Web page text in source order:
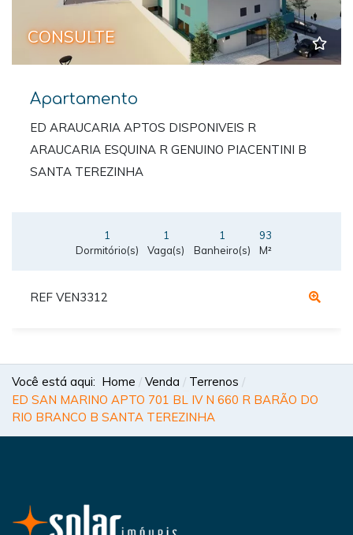
CONSULTE
Apartamento
ED ARAUCARIA APTOS DISPONIVEIS R
ARAUCARIA ESQUINA R GENUINO PIACENTINI B
SANTA TEREZINHA
1
Dormitório(s)
1
Vaga(s)
1
Banheiro(s)
93
M²
REF VEN3312
Você está aqui: Home Venda
Terrenos
ED SAN MARINO APTO 701 BL IV N 660 R BARÃO DO
RIO BRANCO B SANTA TEREZINHA